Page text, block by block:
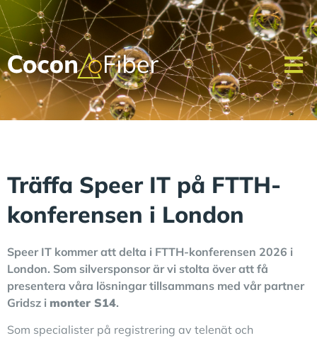
Träffa Speer IT på FTTH-
konferensen i London
Speer IT kommer att delta i FTTH-konferensen 2026 i
London. Som silversponsor är vi stolta över att få
presentera våra lösningar tillsammans med vår partner
Gridsz i monter S14.
Som specialister på registrering av telenät och